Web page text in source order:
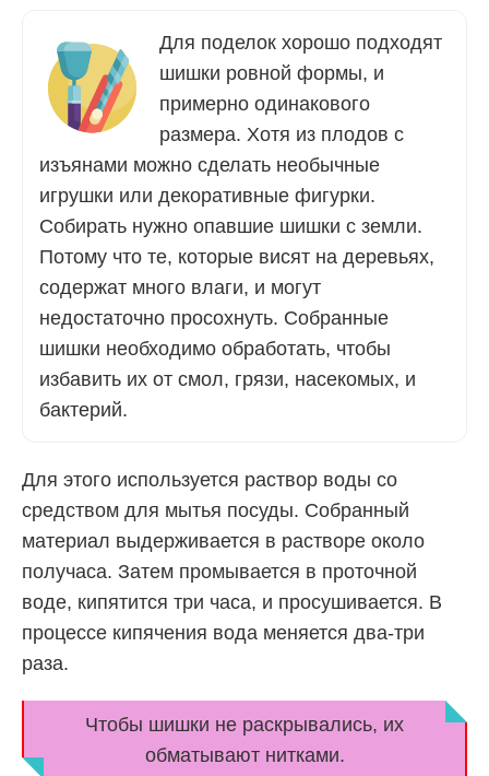
Для поделок хорошо подходят
шишки ровной формы, и
примерно одинакового
размера. Хотя из плодов с
изъянами можно сделать необычные
игрушки или декоративные фигурки.
Собирать нужно опавшие шишки с земли.
Потому что те, которые висят на деревьях,
содержат много влаги, и могут
недостаточно просохнуть. Собранные
шишки необходимо обработать, чтобы
избавить их от смол, грязи, насекомых, и
бактерий.
Для этого используется раствор воды со
средством для мытья посуды. Собранный
материал выдерживается в растворе около
получаса. Затем промывается в проточной
воде, кипятится три часа, и просушивается. В
процессе кипячения вода меняется два-три
раза.
Чтобы шишки не раскрывались, их
обматывают нитками.